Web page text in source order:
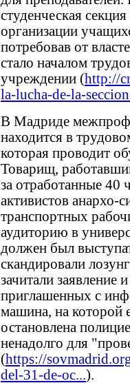
студенческая
организации
потребовав от
стало началом
учреждении (http://
la-lucha-de-la-
В Мадриде
находится в
которая проводит
Товарищ,
за отработанные 40
активистов анархо-
транспортных
аудиторию в
должен был
скандировали
зачитали заявление
приглашенных с
машина, на которой
остановлена
ненадолго для
(https://
del-31-de-oc...).